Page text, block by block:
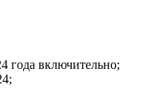
года включительно;